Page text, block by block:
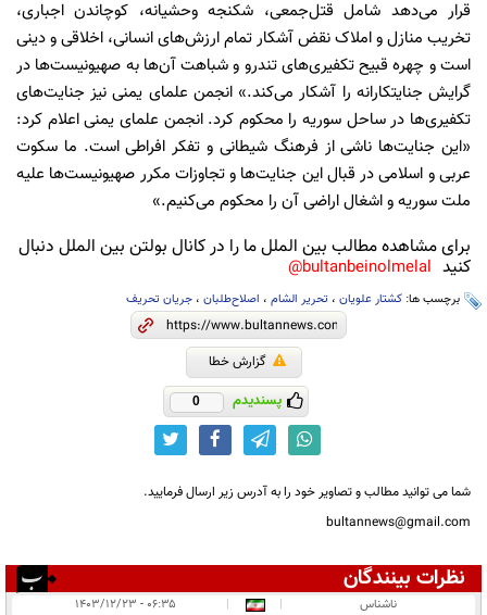
قرار می‌دهد شامل قتل‌جمعی، شکنجه وحشیانه، کوچاندن اجباری،
تخریب منازل و املاک نقض آشکار تمام ارزش‌های انسانی، اخلاقی و دینی
است و چهره قبیح تکفیری‌های تندرو و شباهت آن‌ها به صهیونیست‌ها در
گرایش جنایتکارانه را آشکار می‌کند.» انجمن علمای یمنی نیز جنایت‌های
تکفیری‌ها در ساحل سوریه را محکوم کرد. انجمن علمای یمنی اعلام کرد:
«این جنایت‌ها ناشی از فرهنگ شیطانی و تفکر افراطی است. ما سکوت
عربی و اسلامی در قبال این جنایت‌ها و تجاوزات مکرر صهیونیست‌ها علیه
ملت سوریه و اشغال اراضی آن را محکوم می‌کنیم.»
برای مشاهده مطالب بین الملل ما را در کانال بولتن بین الملل دنبال
کنید bultanbeinolmelal@
برچسب ها: کشتار علویان ، تحریر الشام ، اصلاح‌طلبان ، جریان تحریف
گزارش خطا
پسندیدم 0
شما می توانید مطالب و تصاویر خود را به آدرس زیر ارسال فرمایید.
bultannews@gmail.com
نظرات بینندگان
ناشناس |
|
۰۶:۳۵ - ۱۴۰۳/۱۲/۲۳